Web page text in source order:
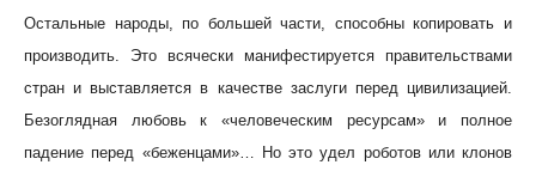
Остальные народы, по большей части, способны копировать и
производить. Это всячески манифестируется правительствами
стран и выставляется в качестве заслуги перед цивилизацией.
Безоглядная любовь к «человеческим ресурсам» и полное
падение перед «беженцами»… Но это удел роботов или клонов